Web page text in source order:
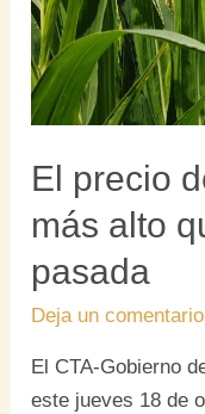
El precio
más alto
pasada
Deja un comentario
El CTA-Gobierno
este jueves 18 de
alto
que
la
temporada